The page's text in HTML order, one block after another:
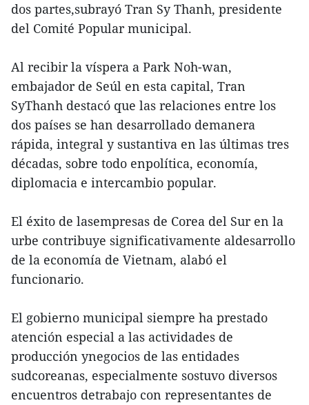
dos partes,subrayó Tran Sy Thanh, presidente
del Comité Popular municipal.
Al recibir la víspera a Park Noh-wan,
embajador de Seúl en esta capital, Tran
SyThanh destacó que las relaciones entre los
dos países se han desarrollado demanera
rápida, integral y sustantiva en las últimas tres
décadas, sobre todo enpolítica, economía,
diplomacia e intercambio popular.
El éxito de lasempresas de Corea del Sur en la
urbe contribuye significativamente aldesarrollo
de la economía de Vietnam, alabó el
funcionario.
El gobierno municipal siempre ha prestado
atención especial a las actividades de
producción ynegocios de las entidades
sudcoreanas, especialmente sostuvo diversos
encuentros detrabajo con representantes de